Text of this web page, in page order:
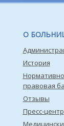
О
История
правовая
Отзывы
Пресс-центр